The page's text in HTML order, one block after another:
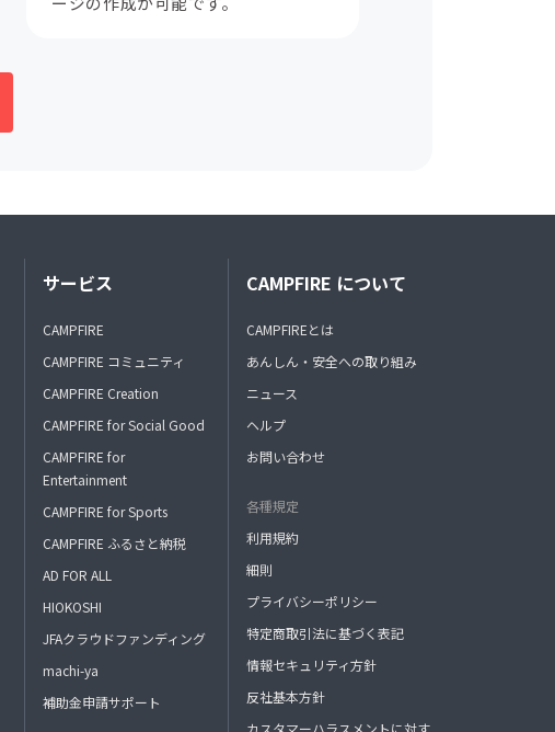
サービス
CAMPFIRE
CAMPFIRE コミュニティ
CAMPFIRE Creation
CAMPFIRE for Social Good
CAMPFIRE for
Entertainment
CAMPFIRE for Sports
CAMPFIRE ふるさと納税
AD FOR ALL
HIOKOSHI
JFAクラウドファンディング
machi-ya
補助金申請サポート
CAMPFIRE について
CAMPFIREとは
あんしん・安全への取り組み
ニュース
ヘルプ
お問い合わせ
各種規定
利用規約
細則
プライバシーポリシー
特定商取引法に基づく表記
情報セキュリティ方針
反社基本方針